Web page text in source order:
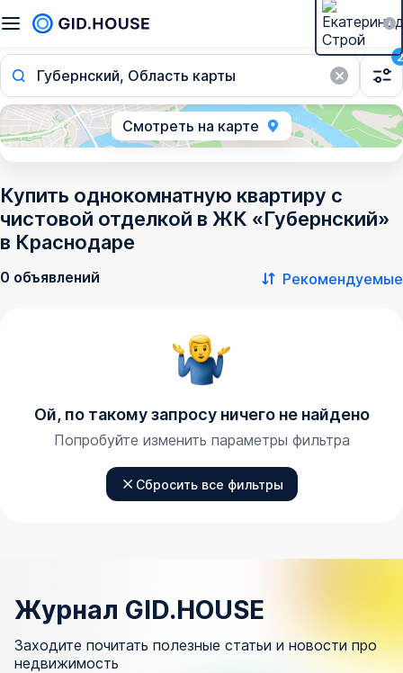
Губернский, Область карты
2
Смотреть на карте
Купить однокомнатную квартиру с
чистовой отделкой в ЖК «Губернский»
в Краснодаре
0 объявлений Рекомендуемые
Ой, по такому запросу ничего не найдено
Попробуйте изменить параметры фильтра
Сбросить все фильтры
Журнал GID.HOUSE
Заходите почитать полезные статьи и новости про
недвижимость